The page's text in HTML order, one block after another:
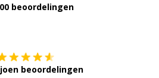
beoordelingen
beoordelingen